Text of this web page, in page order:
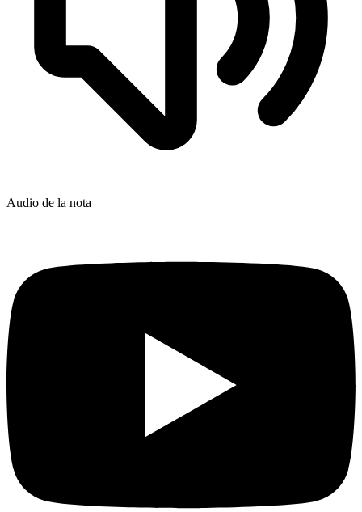
Audio de la nota